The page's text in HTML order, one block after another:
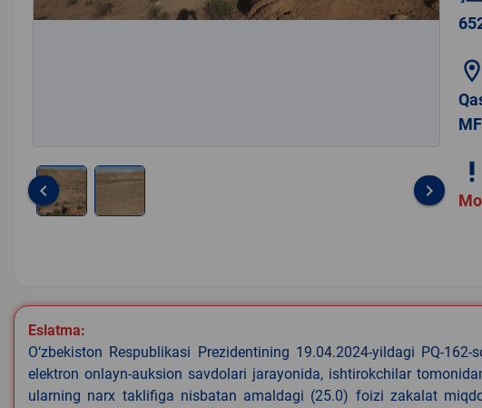
keyboard_arrow_left keyboard_arrow_right
location_on
priority_high
Eslatma:
O‘zbekiston Respublikasi Prezidentining 19.04.2024-yildagi PQ-
elektron onlayn-auksion savdolari jarayonida, ishtirokchilar
ularning narx taklifiga nisbatan amaldagi (25.0) foizi zakalat